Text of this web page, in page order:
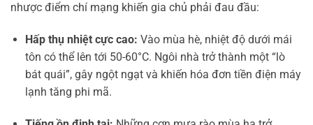
nhược điểm chí mạng khiến gia chủ phải đau đầu:
Hấp thụ nhiệt cực cao: Vào mùa hè, nhiệt độ dưới mái
tôn có thể lên tới 50-60°C. Ngôi nhà trở thành một “lò
bát quái”, gây ngột ngạt và khiến hóa đơn tiền điện máy
lạnh tăng phi mã.